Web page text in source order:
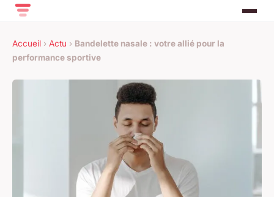
Accueil › Actu › Bandelette nasale : votre allié pour la
performance sportive